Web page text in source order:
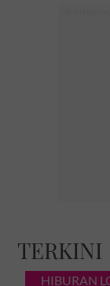
TERKINI
HIBURAN